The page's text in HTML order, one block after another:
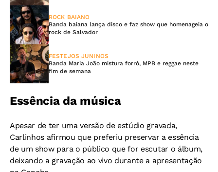
ROCK BAIANO
Banda baiana lança disco e faz show que homenageia o
rock de Salvador
FESTEJOS JUNINOS
Banda Maria João mistura forró, MPB e reggae neste
fim de semana
Essência da música
Apesar de ter uma versão de estúdio gravada,
Carlinhos afirmou que preferiu preservar a essência
de um show para o público que for escutar o álbum,
deixando a gravação ao vivo durante a apresentação